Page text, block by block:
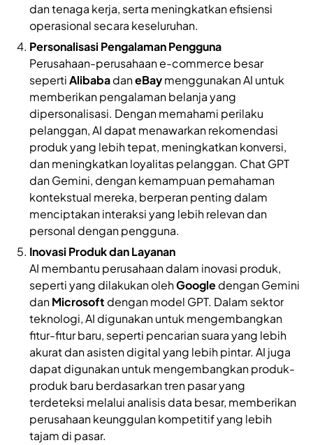
dan tenaga kerja, serta meningkatkan efisiensi
operasional secara keseluruhan.
Personalisasi Pengalaman Pengguna
Perusahaan-perusahaan e-commerce besar
sepertiAlibabadaneBaymenggunakan AI untuk
memberikan pengalaman belanja yang
dipersonalisasi. Dengan memahami perilaku
pelanggan, AI dapat menawarkan rekomendasi
produk yang lebih tepat, meningkatkan konversi,
dan meningkatkan loyalitas pelanggan. Chat GPT
dan Gemini, dengan kemampuan pemahaman
kontekstual mereka, berperan penting dalam
menciptakan interaksi yang lebih relevan dan
personal dengan pengguna.
Inovasi Produk dan Layanan
AI membantu perusahaan dalam inovasi produk,
seperti yang dilakukan olehGoogledengan Gemini
danMicrosoft dengan model GPT. Dalam sektor
teknologi, AI digunakan untuk mengembangkan
fitur-fitur baru, seperti pencarian suara yang lebih
akurat dan asisten digital yang lebih pintar. AI juga
dapat digunakan untuk mengembangkan produk-
produk baru berdasarkan tren pasar yang
terdeteksi melalui analisis data besar, memberikan
perusahaan keunggulan kompetitif yang lebih
tajam di pasar.